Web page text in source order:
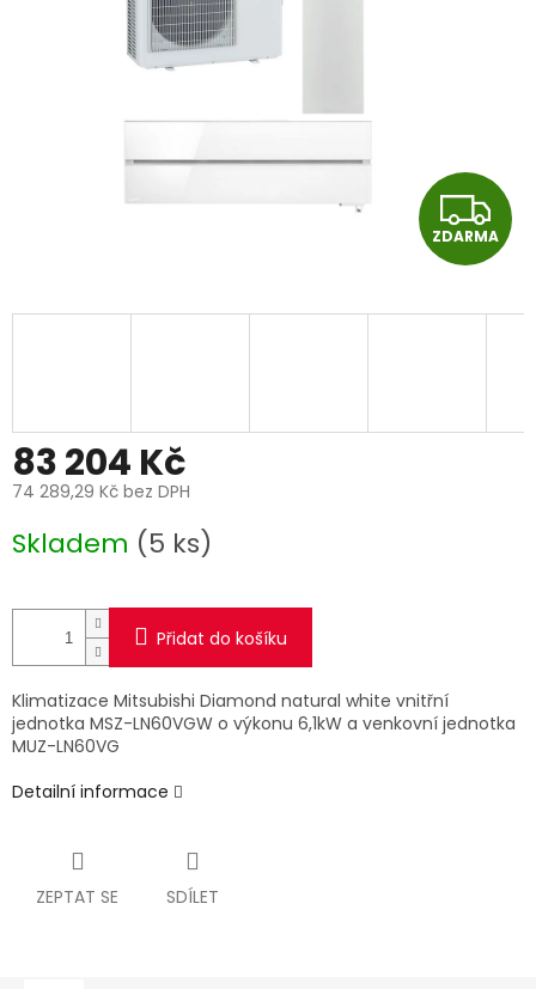
Z
D
A
ZDARMA
83 204 Kč
74 289,29 Kč bez DPH
cena:
Skladem (5 ks)
Přidat do košíku
Klimatizace Mitsubishi Diamond natural white vnitřní
jednotka MSZ-LN60VGW o výkonu 6,1kW a venkovní jednotka
MUZ-LN60VG
Detailní informace
ZEPTAT SE SDÍLET